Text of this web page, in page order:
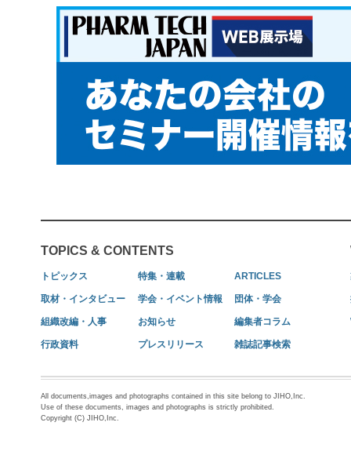
TOPICS & CONTENTS
トピックス 特集・連載 ARTICLES
取材・インタビュー 学会・イベント情報 団体・学会
組織改編・人事 お知らせ 編集者コラム
行政資料 プレスリリース 雑誌記事検索
All documents,images and photographs contained in this site belong to JIHO,Inc.
Use of these documents, images and photographs is strictly prohibited.
Copyright (C) JIHO,Inc.